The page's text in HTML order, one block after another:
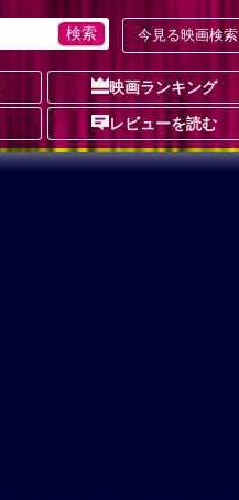
今見る映画検索
映画ランキング
レビューを読む